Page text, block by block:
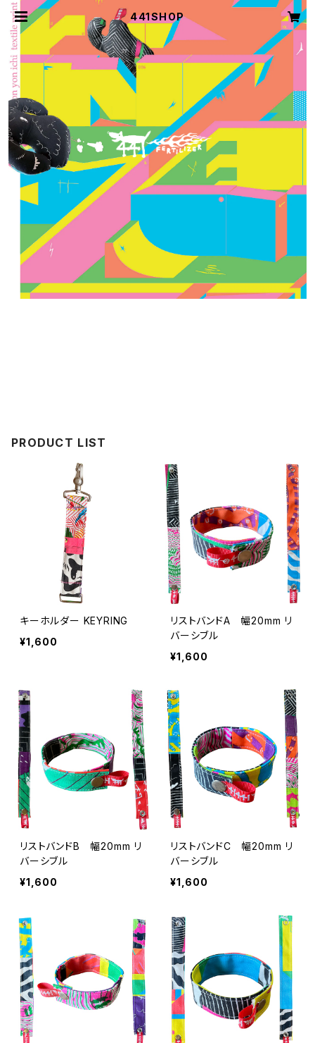
441SHOP
PRODUCT LIST
キーホルダー KEYRING
¥1,600
リストバンドA 幅20mm リ
バーシブル
¥1,600
リストバンドB 幅20mm リ
バーシブル
¥1,600
リストバンドC 幅20mm リ
バーシブル
¥1,600